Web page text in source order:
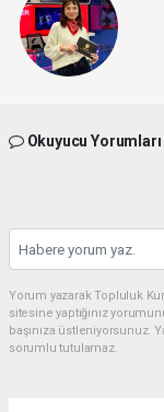
Okuyucu Yorumları
Yorum yazarak Topluluk
sitesine yaptığınız
başınıza üstleniyorsunuz.
sorumlu tutulamaz.